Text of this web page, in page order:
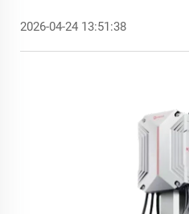
2026-04-24 13:51:38